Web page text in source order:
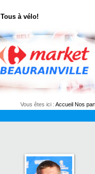
Tous à vélo!
Vous êtes ici : Accueil Nos